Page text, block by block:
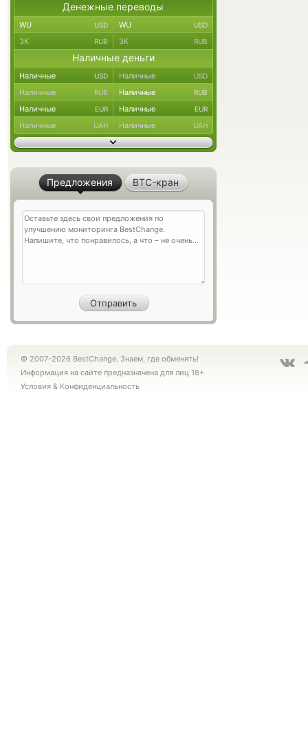
Денежные переводы
WU USD WU USD
ЗК RUB ЗК RUB
Наличные деньги
Наличные USD Наличные USD
Наличные RUB Наличные RUB
Наличные EUR Наличные EUR
Наличные UAH Наличные UAH
Предложения BTC-кран
© 2007-2026 BestChange. Знаем, где обменять!
Информация на сайте предназначена для лиц 18+
Условия & Конфиденциальность